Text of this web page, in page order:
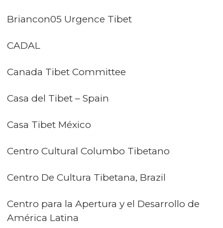
Briancon05 Urgence Tibet
CADAL
Canada Tibet Committee
Casa del Tibet – Spain
Casa Tibet México
Centro Cultural Columbo Tibetano
Centro De Cultura Tibetana, Brazil
Centro para la Apertura y el Desarrollo de
América Latina